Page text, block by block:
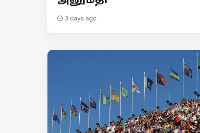
3 days ago